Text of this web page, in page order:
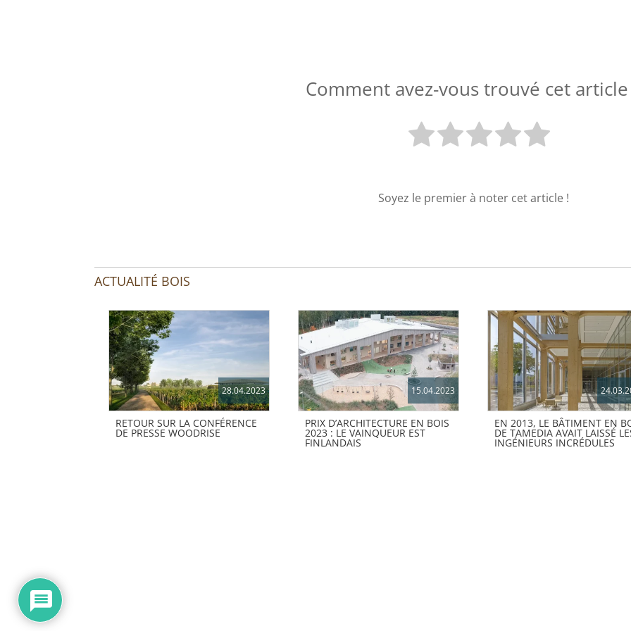
Comment avez-vous trouvé cet article
Soyez le premier à noter cet article !
ACTUALITÉ BOIS
28.04.2023
RETOUR SUR LA CONFÉRENCE
DE PRESSE WOODRISE
15.04.2023
PRIX D’ARCHITECTURE EN BOIS
2023 : LE VAINQUEUR EST
FINLANDAIS
EN 2013, LE BÂTIMENT EN
DE TAMEDIA AVAIT LAISSÉ
INGÉNIEURS INCRÉDULES